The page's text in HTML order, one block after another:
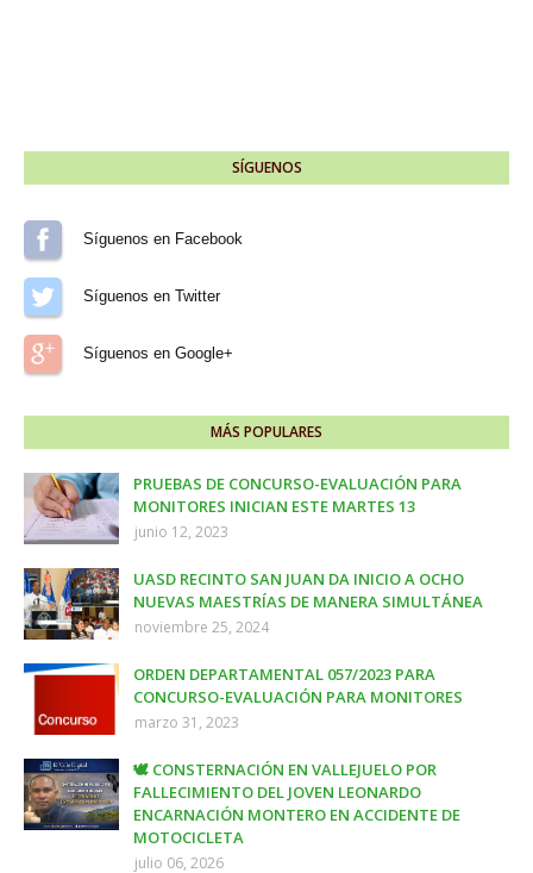
SÍGUENOS
Síguenos en Facebook
Síguenos en Twitter
Síguenos en Google+
MÁS POPULARES
PRUEBAS DE CONCURSO-EVALUACIÓN PARA
MONITORES INICIAN ESTE MARTES 13
junio 12, 2023
UASD RECINTO SAN JUAN DA INICIO A OCHO
NUEVAS MAESTRÍAS DE MANERA SIMULTÁNEA
noviembre 25, 2024
ORDEN DEPARTAMENTAL 057/2023 PARA
CONCURSO-EVALUACIÓN PARA MONITORES
marzo 31, 2023
🕊️ CONSTERNACIÓN EN VALLEJUELO POR
FALLECIMIENTO DEL JOVEN LEONARDO
ENCARNACIÓN MONTERO EN ACCIDENTE DE
MOTOCICLETA
julio 06, 2026